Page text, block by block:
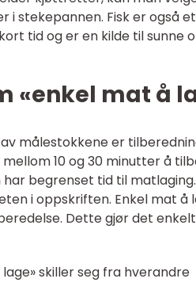
i stekepannen. Fisk er også
tid og er en kilde til sunne
«enkel mat å
målestokkene er
10 og 30 minutter å
begrenset tid til
i oppskriften. Enkel mat å
Dette gjør det
skiller seg fra hverandre